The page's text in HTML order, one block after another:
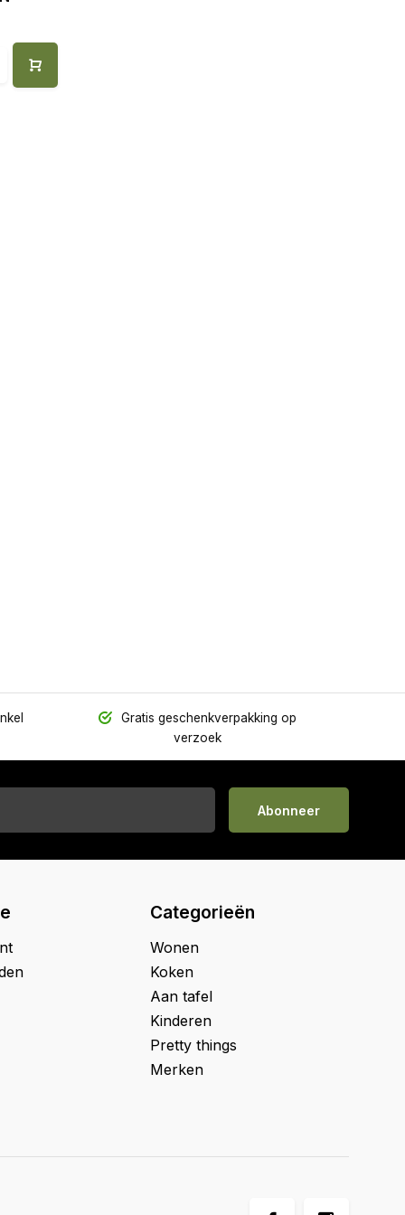
Gratis geschenkverpakking op
verzoek
Abonneer
Categorieën
Wonen
Koken
Aan tafel
Kinderen
Pretty things
Merken